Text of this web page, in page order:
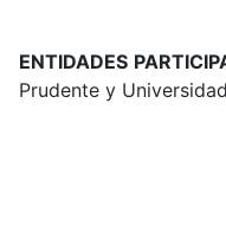
ENTIDADES
Prudente y